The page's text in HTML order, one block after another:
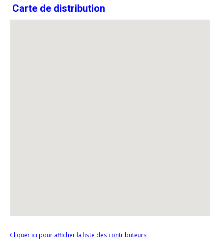
Carte de distribution
Cliquer ici pour afficher la liste des contributeurs